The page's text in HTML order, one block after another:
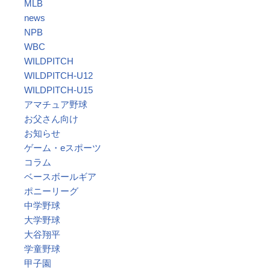
MLB
news
NPB
WBC
WILDPITCH
WILDPITCH-U12
WILDPITCH-U15
アマチュア野球
お父さん向け
お知らせ
ゲーム・eスポーツ
コラム
ベースボールギア
ポニーリーグ
中学野球
大学野球
大谷翔平
学童野球
甲子園